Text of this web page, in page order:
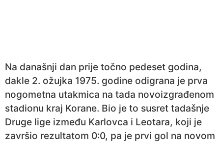
Na današnji dan prije točno pedeset godina,
dakle 2. ožujka 1975. godine odigrana je prva
nogometna utakmica na tada novoizgrađenom
stadionu kraj Korane. Bio je to susret tadašnje
Druge lige između Karlovca i Leotara, koji je
završio rezultatom 0:0, pa je prvi gol na novom